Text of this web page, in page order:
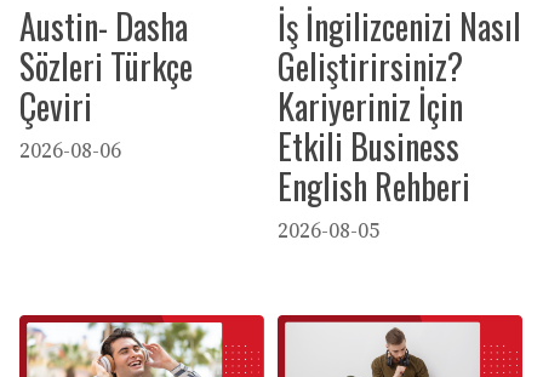
Austin- Dasha
Sözleri Türkçe
Çeviri
2026-08-06
İş İngilizcenizi Nasıl
Geliştirirsiniz?
Kariyeriniz İçin
Etkili Business
English Rehberi
2026-08-05